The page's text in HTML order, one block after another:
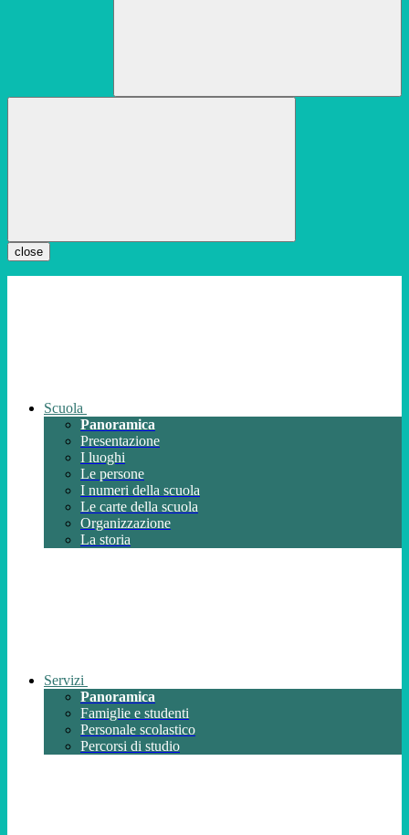
close
Scuola
Panoramica
Presentazione
I luoghi
Le persone
I numeri della scuola
Le carte della scuola
Organizzazione
La storia
Servizi
Panoramica
Famiglie e studenti
Personale scolastico
Percorsi di studio